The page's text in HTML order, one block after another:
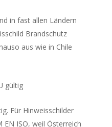
in fast allen Ländern
Brandschutz
aus wie in Chile
gültig
Für Hinweisschilder
EN ISO, weil Österreich